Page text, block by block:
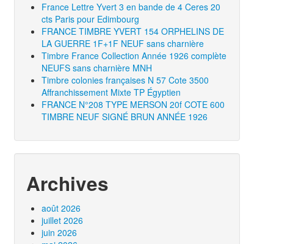
France Lettre Yvert 3 en bande de 4 Ceres 20
cts Paris pour Edimbourg
FRANCE TIMBRE YVERT 154 ORPHELINS DE
LA GUERRE 1F+1F NEUF sans charnière
Timbre France Collection Année 1926 complète
NEUFS sans charnière MNH
Timbre colonies françaises N 57 Cote 3500
Affranchissement Mixte TP Égyptien
FRANCE N°208 TYPE MERSON 20f COTE 600
TIMBRE NEUF SIGNÉ BRUN ANNÉE 1926
Archives
août 2026
juillet 2026
juin 2026